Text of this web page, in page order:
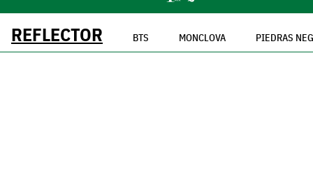
REFLECTOR BTS MONCLOVA PIEDRAS